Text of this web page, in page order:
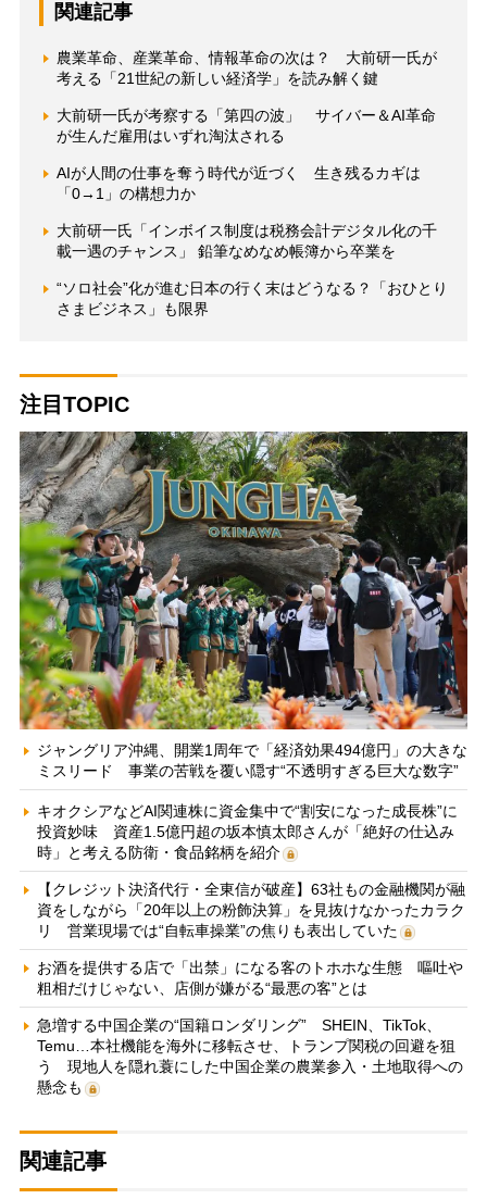
関連記事
農業革命、産業革命、情報革命の次は？ 大前研一氏が
考える「21世紀の新しい経済学」を読み解く鍵
大前研一氏が考察する「第四の波」 サイバー＆AI革命
が生んだ雇用はいずれ淘汰される
AIが人間の仕事を奪う時代が近づく 生き残るカギは
「0→1」の構想力か
大前研一氏「インボイス制度は税務会計デジタル化の千
載一遇のチャンス」 鉛筆なめなめ帳簿から卒業を
“ソロ社会”化が進む日本の行く末はどうなる？「おひとり
さまビジネス」も限界
注目TOPIC
ジャングリア沖縄、開業1周年で「経済効果494億円」の大きな
ミスリード 事業の苦戦を覆い隠す“不透明すぎる巨大な数字”
キオクシアなどAI関連株に資金集中で“割安になった成長株”に
投資妙味 資産1.5億円超の坂本慎太郎さんが「絶好の仕込み
時」と考える防衛・食品銘柄を紹介
【クレジット決済代行・全東信が破産】63社もの金融機関が融
資をしながら「20年以上の粉飾決算」を見抜けなかったカラク
リ 営業現場では“自転車操業”の焦りも表出していた
お酒を提供する店で「出禁」になる客のトホホな生態 嘔吐や
粗相だけじゃない、店側が嫌がる“最悪の客”とは
急増する中国企業の“国籍ロンダリング” SHEIN、TikTok、
Temu…本社機能を海外に移転させ、トランプ関税の回避を狙
う 現地人を隠れ蓑にした中国企業の農業参入・土地取得への
懸念も
関連記事